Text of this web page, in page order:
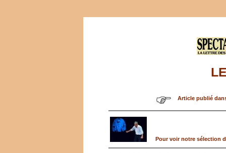
Article publié
Pour voir notre sélection